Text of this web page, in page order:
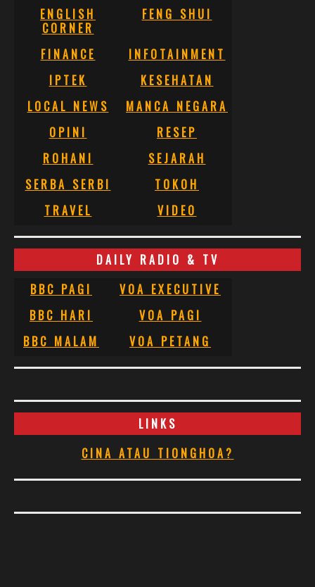
ENGLISH
CORNER
FENG SHUI
FINANCE
INFOTAINMENT
IPTEK
KESEHATAN
LOCAL NEWS
MANCA NEGARA
OPINI
RESEP
ROHANI
SEJARAH
SERBA SERBI
TOKOH
TRAVEL
VIDEO
DAILY RADIO & TV
BBC PAGI
VOA EXECUTIVE
BBC HARI
VOA PAGI
BBC MALAM
VOA PETANG
LINKS
CINA ATAU TIONGHOA?